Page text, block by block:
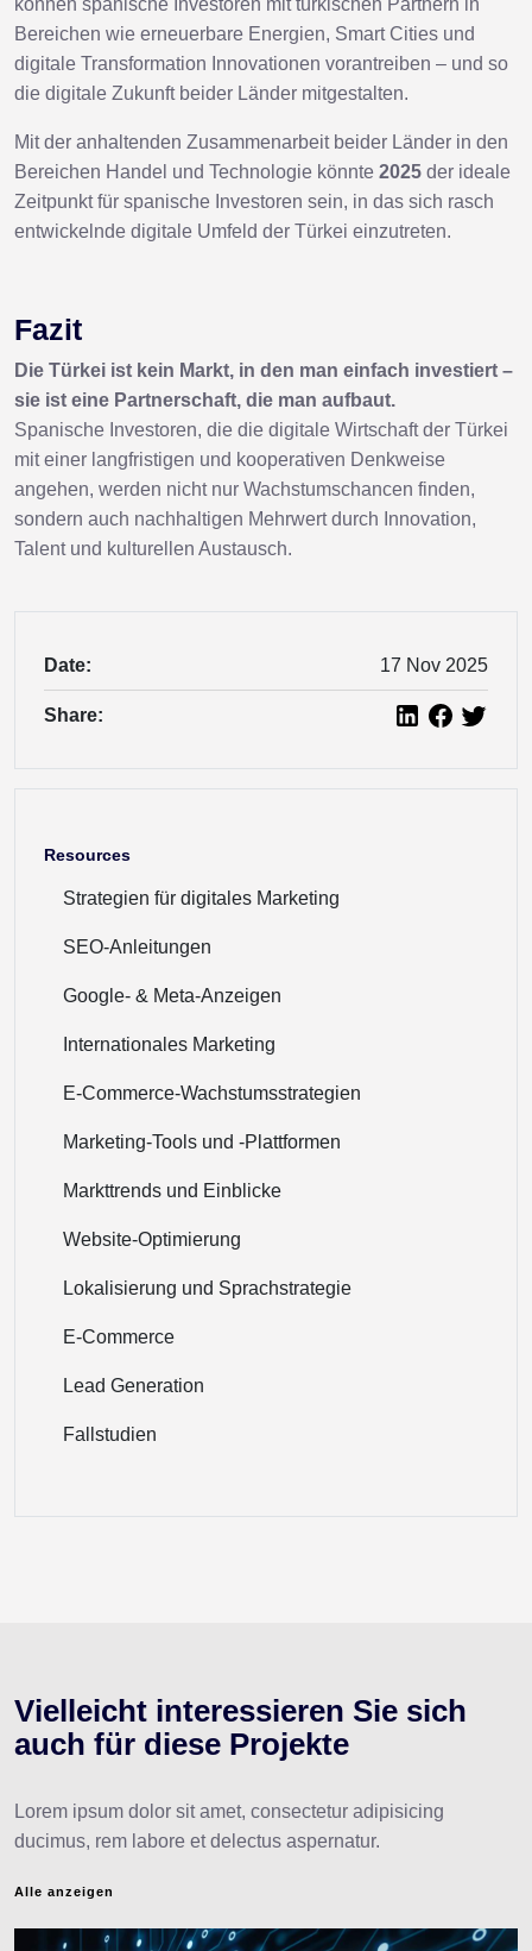
Bereichen wie erneuerbare Energien, Smart Cities und
digitale Transformation Innovationen vorantreiben – und so
die digitale Zukunft beider Länder mitgestalten.
Mit der anhaltenden Zusammenarbeit beider Länder in den
Bereichen Handel und Technologie könnte 2025 der ideale
Zeitpunkt für spanische Investoren sein, in das sich rasch
entwickelnde digitale Umfeld der Türkei einzutreten.
Fazit
Die Türkei ist kein Markt, in den man einfach investiert –
sie ist eine Partnerschaft, die man aufbaut.
Spanische Investoren, die die digitale Wirtschaft der Türkei
mit einer langfristigen und kooperativen Denkweise
angehen, werden nicht nur Wachstumschancen finden,
sondern auch nachhaltigen Mehrwert durch Innovation,
Talent und kulturellen Austausch.
Date: 17 Nov 2025
Share:
Resources
Strategien für digitales Marketing
SEO-Anleitungen
Google- & Meta-Anzeigen
Internationales Marketing
E-Commerce-Wachstumsstrategien
Marketing-Tools und -Plattformen
Markttrends und Einblicke
Website-Optimierung
Lokalisierung und Sprachstrategie
E-Commerce
Lead Generation
Fallstudien
Vielleicht interessieren Sie sich
auch für diese Projekte
Lorem ipsum dolor sit amet, consectetur adipisicing
ducimus, rem labore et delectus aspernatur.
Alle anzeigen